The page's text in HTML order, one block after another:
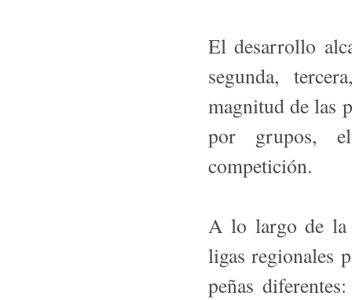
El desarrollo
segunda,
magnitud de las
por grupos,
competición.
A lo largo de la
ligas regionales
peñas